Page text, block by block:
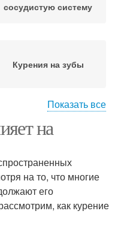
сосудистую систему
Курения на зубы
Курения на
репродуктивную
Показать все
на
на то, что многие
его
как курение